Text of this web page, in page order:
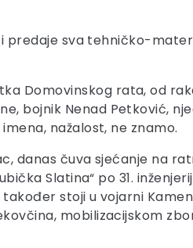
i predaje sva tehničko-
Domovinskog rata, od
bojnik Nenad Petković,
nažalost, ne znamo.
danas čuva sjećanje na
Slatina“ po 31.
stoji u vojarni
mobilizacijskom